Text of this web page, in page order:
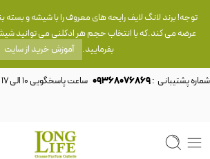
توجه! برند لانگ لایف رایحه های معروف را با شیشه و
عرضه می کند.که با انتخاب حجم هر ادکلنی می توانید
بفرمایید. آموزش خرید از سایت
شماره پشتیبانی :09368076869